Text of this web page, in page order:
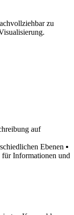
zu
auf
Ebenen ▪
für Informationen und